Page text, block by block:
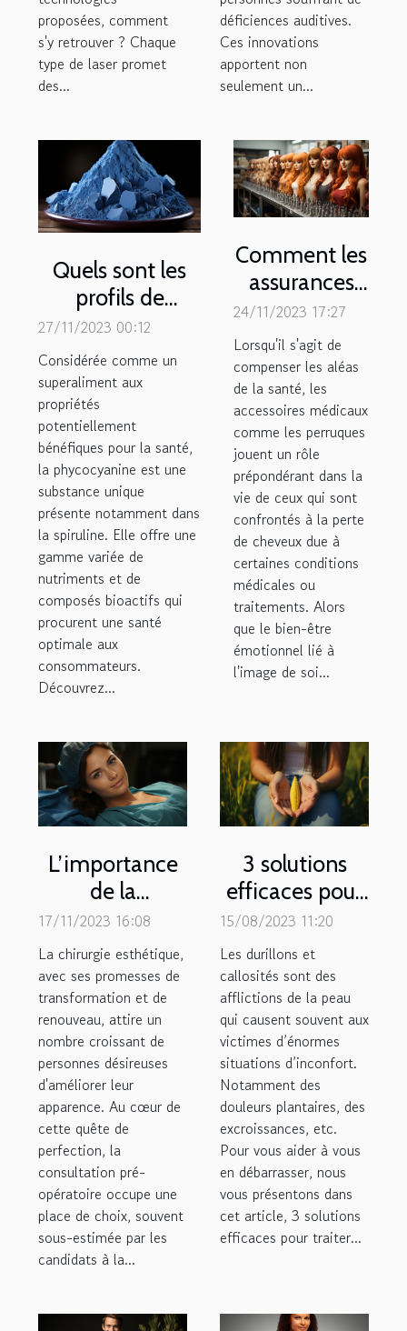
proposées, comment
s'y retrouver ? Chaque
type de laser promet
des...
déficiences auditives.
Ces innovations
apportent non
seulement un...
Quels sont les
profils de
personnes pour
lesquelles la
consommation
de la
phycocyanine
est
particulièrement
bénéfique ?
27/11/2023 00:12
Considérée comme un
superaliment aux
propriétés
potentiellement
bénéfiques pour la santé,
la phycocyanine est une
substance unique
présente notamment dans
la spiruline. Elle offre une
gamme variée de
nutriments et de
composés bioactifs qui
procurent une santé
optimale aux
consommateurs.
Découvrez...
Comment les
assurances
remboursent-
elles les
accessoires
médicaux tels
que les
perruques ?
24/11/2023 17:27
Lorsqu'il s'agit de
compenser les aléas
de la santé, les
accessoires médicaux
comme les perruques
jouent un rôle
prépondérant dans la
vie de ceux qui sont
confrontés à la perte
de cheveux due à
certaines conditions
médicales ou
traitements. Alors
que le bien-être
émotionnel lié à
l'image de soi...
L’importance
de la
consultation
pré-opératoire
en chirurgie
esthétique
17/11/2023 16:08
La chirurgie esthétique,
avec ses promesses de
transformation et de
renouveau, attire un
nombre croissant de
personnes désireuses
d'améliorer leur
apparence. Au cœur de
cette quête de
perfection, la
consultation pré-
opératoire occupe une
place de choix, souvent
sous-estimée par les
candidats à la...
3 solutions
efficaces pour
traiter les
durillons et
callosités
15/08/2023 11:20
Les durillons et
callosités sont des
afflictions de la peau
qui causent souvent aux
victimes d’énormes
situations d’inconfort.
Notamment des
douleurs plantaires, des
excroissances, etc.
Pour vous aider à vous
en débarrasser, nous
vous présentons dans
cet article, 3 solutions
efficaces pour traiter...